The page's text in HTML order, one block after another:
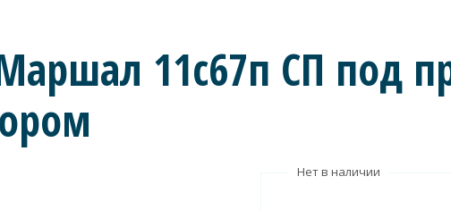
11с67п СП под
Нет в наличии